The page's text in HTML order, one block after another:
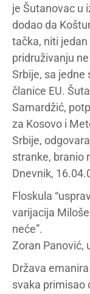
je Šutanovac u
dodao da
tačka, niti
pridruživanju
Srbije, sa jedne
članice EU.
Samardžić,
za Kosovo i
Srbije,
stranke, branio
Dnevnik,
Floskula
varijacija
neće”.
Zoran Panović,
Država
svaka primisao